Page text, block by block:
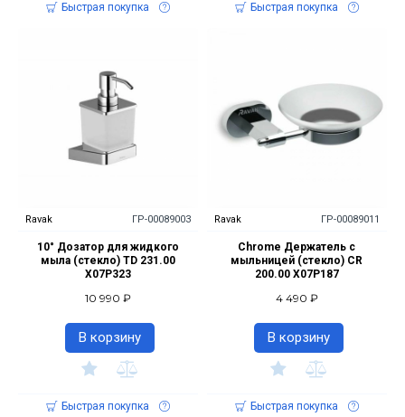
Быстрая покупка Быстрая покупка
Ravak ГР-00089003
10° Дозатор для жидкого
мыла (стекло) TD 231.00
X07P323
10 990 ₽
В корзину
Быстрая покупка
Ravak ГР-00089011
Chrome Держатель с
мыльницей (стекло) CR
200.00 X07P187
4 490 ₽
В корзину
Быстрая покупка